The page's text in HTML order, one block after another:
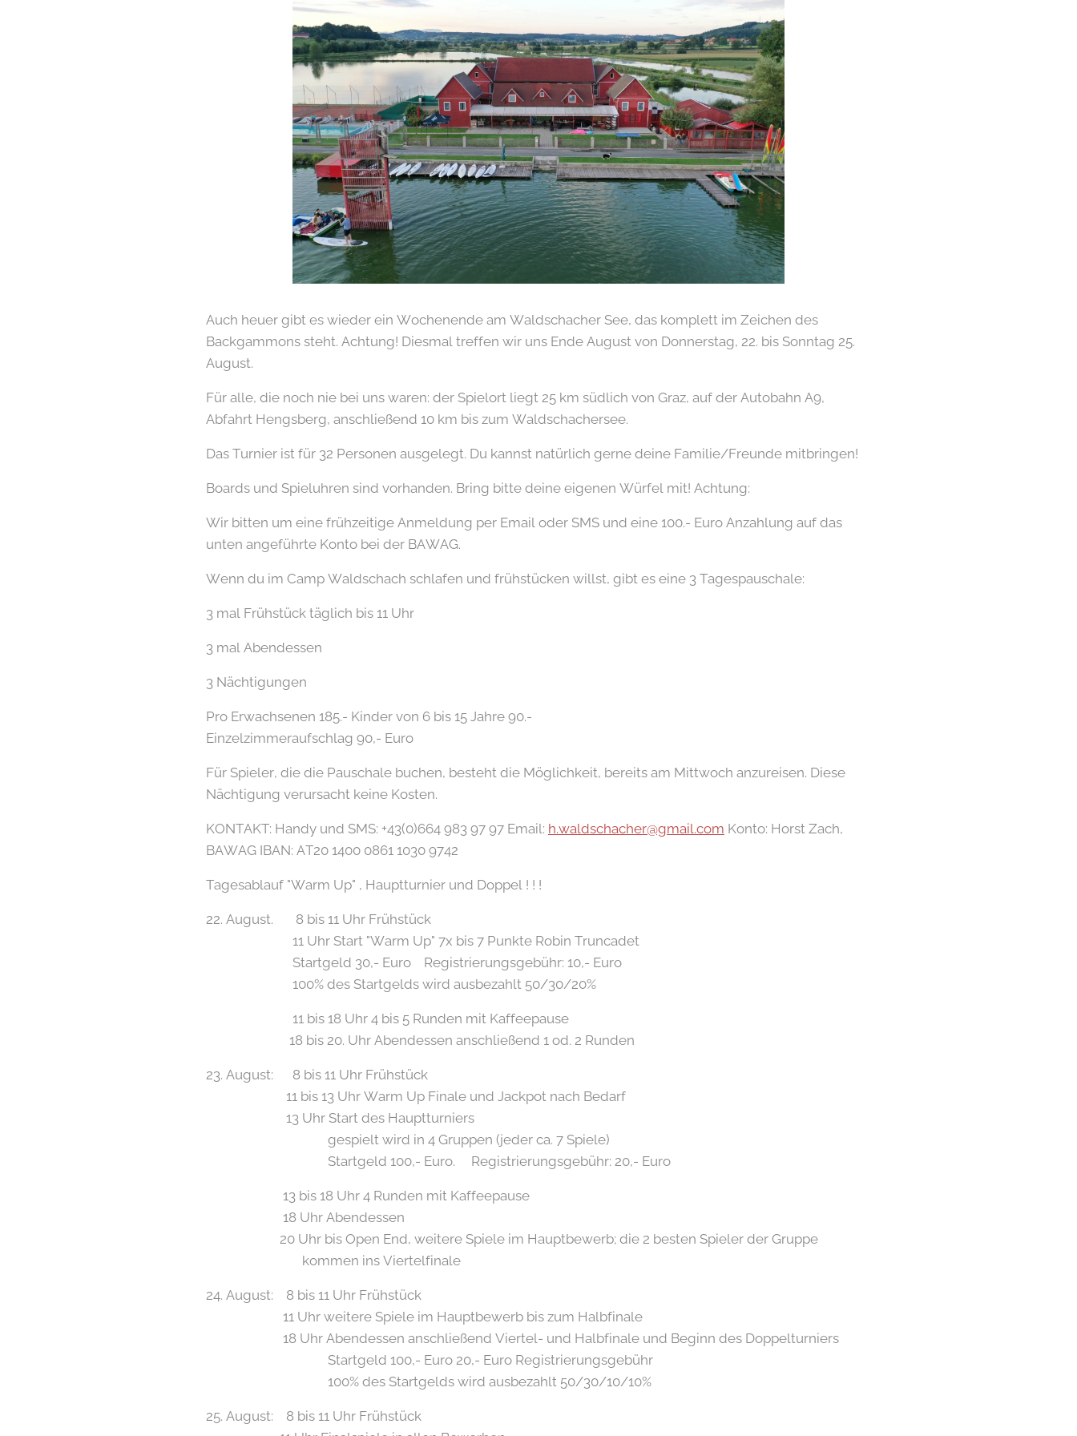
Auch heuer gibt es wieder ein Wochenende am Waldschacher See, das komplett im Zeichen des
Backgammons steht. Achtung! Diesmal treffen wir uns Ende August von Donnerstag, 22. bis Sonntag 25.
August.
Für alle, die noch nie bei uns waren: der Spielort liegt 25 km südlich von Graz, auf der Autobahn A9,
Abfahrt Hengsberg, anschließend 10 km bis zum Waldschachersee.
Das Turnier ist für 32 Personen ausgelegt. Du kannst natürlich gerne deine Familie/Freunde mitbringen!
Boards und Spieluhren sind vorhanden. Bring bitte deine eigenen Würfel mit! Achtung:
Wir bitten um eine frühzeitige Anmeldung per Email oder SMS und eine 100.- Euro Anzahlung auf das
unten angeführte Konto bei der BAWAG.
Wenn du im Camp Waldschach schlafen und frühstücken willst, gibt es eine 3 Tagespauschale:
3 mal Frühstück täglich bis 11 Uhr
3 mal Abendessen
3 Nächtigungen
Pro Erwachsenen 185.- Kinder von 6 bis 15 Jahre 90.-
Einzelzimmeraufschlag 90,- Euro
Für Spieler, die die Pauschale buchen, besteht die Möglichkeit, bereits am Mittwoch anzureisen. Diese
Nächtigung verursacht keine Kosten.
KONTAKT: Handy und SMS: +43(0)664 983 97 97 Email: h.waldschacher@gmail.com Konto: Horst Zach,
BAWAG IBAN: AT20 1400 0861 1030 9742
Tagesablauf "Warm Up" , Hauptturnier und Doppel ! ! !
22. August. 8 bis 11 Uhr Frühstück
11 Uhr Start "Warm Up" 7x bis 7 Punkte Robin Truncadet
Startgeld 30,- Euro Registrierungsgebühr: 10,- Euro
100% des Startgelds wird ausbezahlt 50/30/20%
11 bis 18 Uhr 4 bis 5 Runden mit Kaffeepause
18 bis 20. Uhr Abendessen anschließend 1 od. 2 Runden
23. August: 8 bis 11 Uhr Frühstück
11 bis 13 Uhr Warm Up Finale und Jackpot nach Bedarf
13 Uhr Start des Hauptturniers
gespielt wird in 4 Gruppen (jeder ca. 7 Spiele)
Startgeld 100,- Euro. Registrierungsgebühr: 20,- Euro
13 bis 18 Uhr 4 Runden mit Kaffeepause
18 Uhr Abendessen
20 Uhr bis Open End, weitere Spiele im Hauptbewerb; die 2 besten Spieler der Gruppe
kommen ins Viertelfinale
24. August: 8 bis 11 Uhr Frühstück
11 Uhr weitere Spiele im Hauptbewerb bis zum Halbfinale
18 Uhr Abendessen anschließend Viertel- und Halbfinale und Beginn des Doppelturniers
Startgeld 100,- Euro 20,- Euro Registrierungsgebühr
100% des Startgelds wird ausbezahlt 50/30/10/10%
25. August: 8 bis 11 Uhr Frühstück